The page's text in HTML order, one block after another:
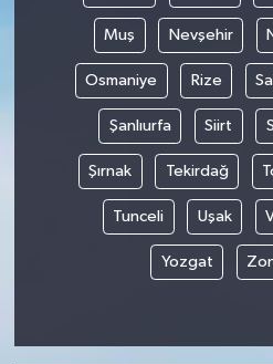
Muş Nevşehir
Osmaniye Rize
Şanlıurfa Siirt
Şırnak Tekirdağ
Tunceli Uşak
Yozgat